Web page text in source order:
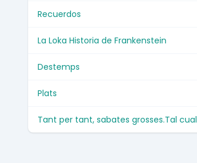
Recuerdos
La Loka Historia de Frankenstein
Destemps
Plats
Tant per tant, sabates grosses.Tal cual